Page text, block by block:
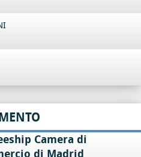
Camera di
di Madrid